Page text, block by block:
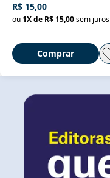
R$ 15,00
ou1X de R$ 15,00sem juros
Comprar